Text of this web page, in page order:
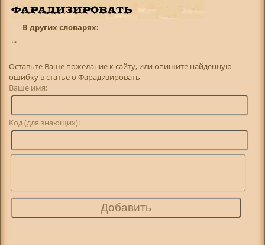
В других словарях:
...
Оставьте Ваше пожелание к сайту, или опишите найденную
ошибку в статье о Фарадизировать
Ваше имя:
Код (для знающих):